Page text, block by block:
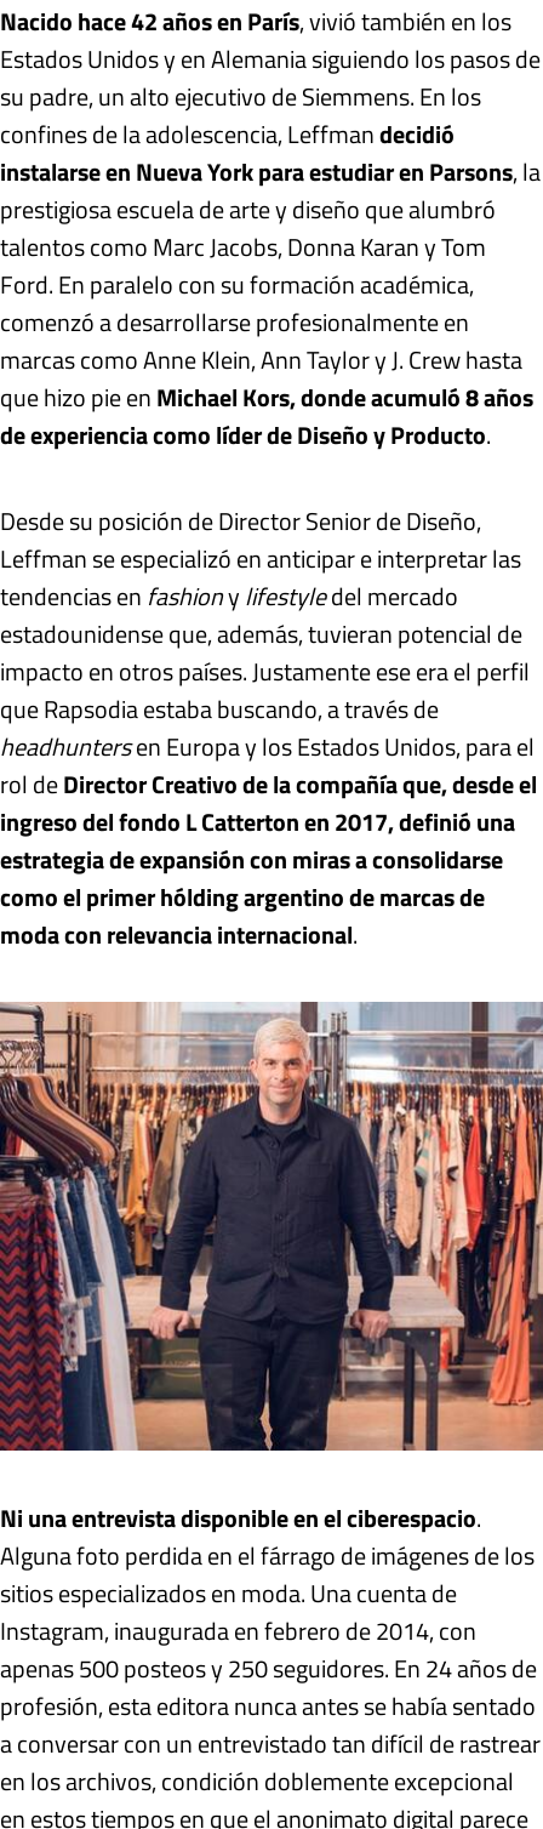
Nacido hace 42 años en París, vivió también en los
Estados Unidos y en Alemania siguiendo los pasos de
su padre, un alto ejecutivo de Siemmens. En los
confines de la adolescencia, Leffmandecidió
instalarse en Nueva York para estudiar en Parsons, la
prestigiosa escuela de arte y diseño que alumbró
talentos como Marc Jacobs, Donna Karan y Tom
Ford. En paralelo con su formación académica,
comenzó a desarrollarse profesionalmente en
marcas como Anne Klein, Ann Taylor y J. Crew hasta
que hizo pie enMichael Kors, donde acumuló 8 años
de experiencia como líder de Diseño y Producto.
Desde su posición de Director Senior de Diseño,
Leffman se especializó en anticipar e interpretar las
tendencias en fashionylifestyledel mercado
estadounidense que, además, tuvieran potencial de
impacto en otros países. Justamente ese era el perfil
que Rapsodia estaba buscando, a través de
headhuntersen Europa y los Estados Unidos, para el
rol deDirector Creativo de la compañía que, desde el
ingreso del fondo L Catterton en 2017, definió una
estrategia de expansión con miras a consolidarse
como el primer hólding argentino de marcas de
moda con relevancia internacional.
Ni una entrevista disponible en el ciberespacio.
Alguna foto perdida en el fárrago de imágenes de los
sitios especializados en moda. Una cuenta de
Instagram, inaugurada en febrero de 2014, con
apenas 500 posteos y 250 seguidores. En 24 años de
profesión, esta editora nunca antes se había sentado
a conversar con un entrevistado tan difícil de rastrear
en los archivos, condición doblemente excepcional
en estos tiempos en que el anonimato digital parece